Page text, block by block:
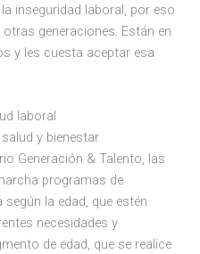
inseguridad laboral, por eso
generaciones. Están en
y les cuesta aceptar esa
laboral
y bienestar
Generación & Talento, las
programas de
la edad, que estén
necesidades y
de edad, que se realice